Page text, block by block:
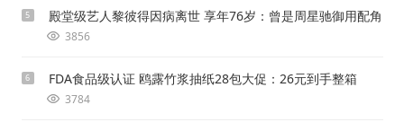
5 殿堂级艺人黎彼得因病离世 享年76岁：曾是周星驰御用配角
3856
6 FDA食品级认证 鸥露竹浆抽纸28包大促：26元到手整箱
3784